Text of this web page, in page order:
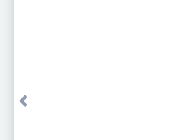
Previous